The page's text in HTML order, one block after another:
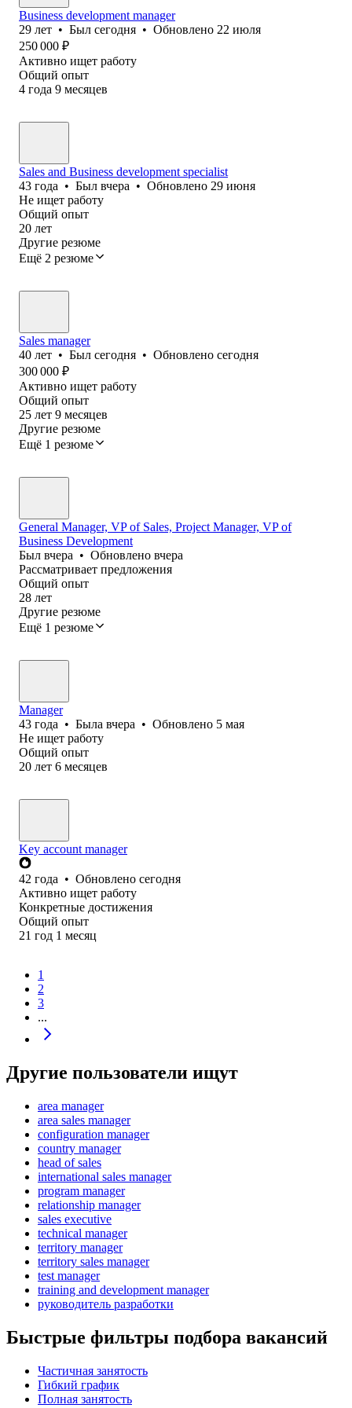
Business development manager
29 лет • Был сегодня • Обновлено 22 июля
250 000 ₽
Активно ищет работу
Общий опыт
4 года 9 месяцев
Sales and Business development specialist
43 года • Был вчера • Обновлено 29 июня
Не ищет работу
Общий опыт
20 лет
Другие резюме
Ещё 2 резюме
Sales manager
40 лет • Был сегодня • Обновлено сегодня
300 000 ₽
Активно ищет работу
Общий опыт
25 лет 9 месяцев
Другие резюме
Ещё 1 резюме
General Manager, VP of Sales, Project Manager, VP of
Business Development
Был вчера • Обновлено вчера
Рассматривает предложения
Общий опыт
28 лет
Другие резюме
Ещё 1 резюме
Manager
43 года • Была вчера • Обновлено 5 мая
Не ищет работу
Общий опыт
20 лет 6 месяцев
Key account manager
42 года • Обновлено сегодня
Активно ищет работу
Конкретные достижения
Общий опыт
21 год 1 месяц
1
2
3
...
Другие пользователи ищут
area manager
area sales manager
configuration manager
country manager
head of sales
international sales manager
program manager
relationship manager
sales executive
technical manager
territory manager
territory sales manager
test manager
training and development manager
руководитель разработки
Быстрые фильтры подбора вакансий
Частичная занятость
Гибкий график
Полная занятость